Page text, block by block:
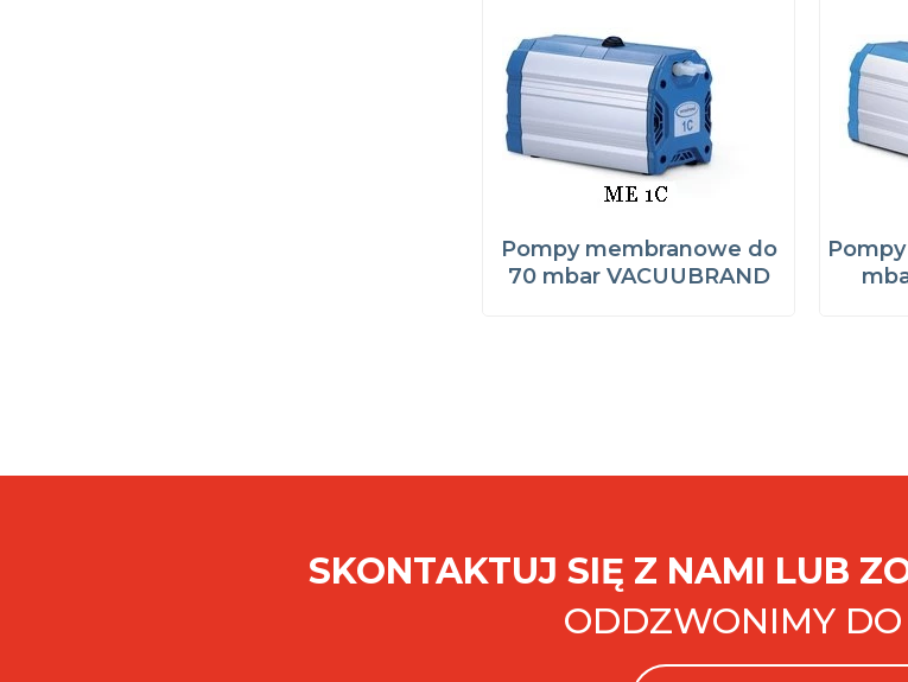
Pompy membranowe do
70 mbar VACUUBRAND
SKONTAKTUJ SIĘ Z NAMI LUB
ODDZWONIMY DO